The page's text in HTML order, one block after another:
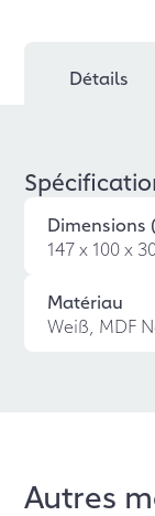
Détails
Dimensions
147 x 100 x
Matériau
Weiß, MDF
Autres